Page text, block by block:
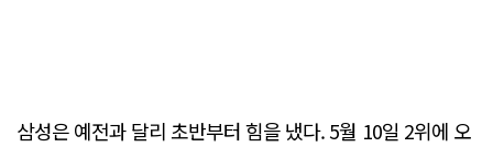
삼성은 예전과 달리 초반부터 힘을 냈다. 5월 10일 2위에 오